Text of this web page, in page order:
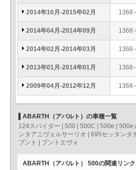
2014年10月-2015年02月 1368
2014年04月-2014年09月 1368
2014年02月-2014年03月 1368
2013年01月-2014年01月 1368
2009年04月-2012年12月 1368
ABARTH（アバルト）の車種一覧
124スパイダー
500 500C 500e 500e
ンタアニヴェルサーリオ
695セッタンタ
プント
プントエヴォ
ABARTH（アバルト） 500の関連リンク